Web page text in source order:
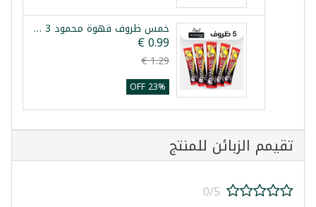
خمس ظروف قهوة محمود 3 في 1
23% OFF
تقيمم الزبائن للمنتج
0/5